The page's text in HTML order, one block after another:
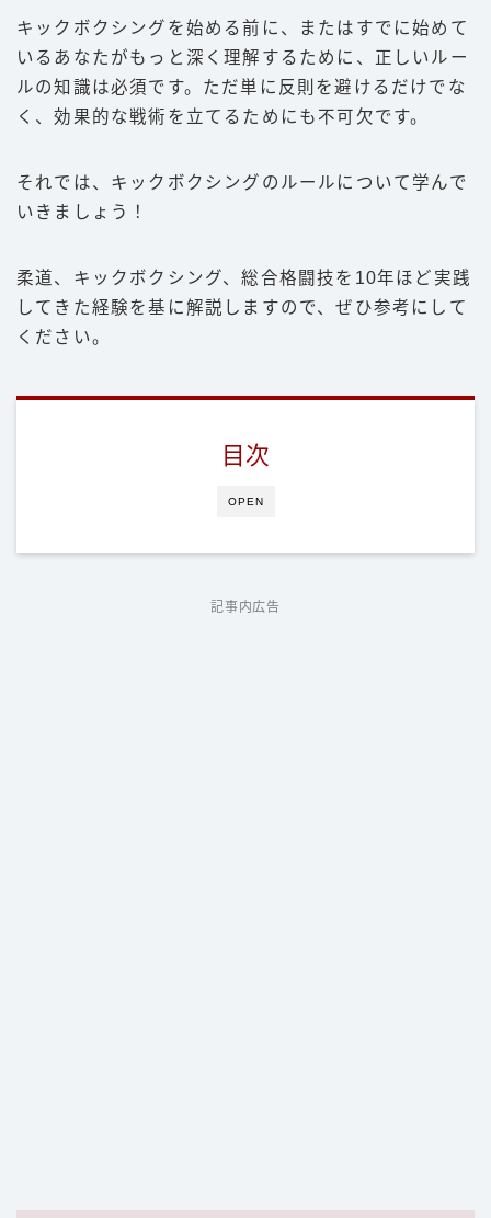
キックボクシングを始める前に、またはすでに始めて
いるあなたがもっと深く理解するために、正しいルー
ルの知識は必須です。ただ単に反則を避けるだけでな
く、効果的な戦術を立てるためにも不可欠です。
それでは、キックボクシングのルールについて学んで
いきましょう！
柔道、キックボクシング、総合格闘技を10年ほど実践
してきた経験を基に解説しますので、ぜひ参考にして
ください。
OPEN
目次
記事内広告